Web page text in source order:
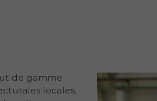
de gamme
locales.